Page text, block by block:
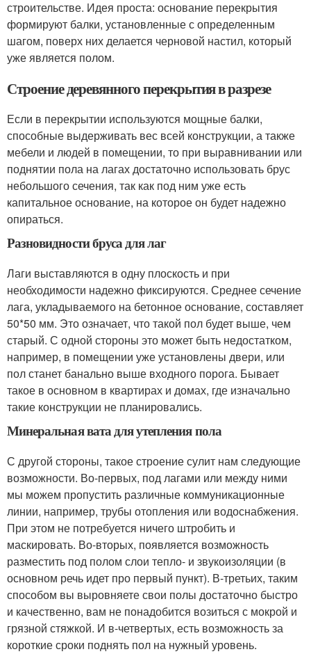
строительстве. Идея проста: основание перекрытия
формируют балки, установленные с определенным
шагом, поверх них делается черновой настил, который
уже является полом.
Строение деревянного перекрытия в разрезе
Если в перекрытии используются мощные балки,
способные выдерживать вес всей конструкции, а также
мебели и людей в помещении, то при выравнивании или
поднятии пола на лагах достаточно использовать брус
небольшого сечения, так как под ним уже есть
капитальное основание, на которое он будет надежно
опираться.
Разновидности бруса для лаг
Лаги выставляются в одну плоскость и при
необходимости надежно фиксируются. Среднее сечение
лага, укладываемого на бетонное основание, составляет
50*50 мм. Это означает, что такой пол будет выше, чем
старый. С одной стороны это может быть недостатком,
например, в помещении уже установлены двери, или
пол станет банально выше входного порога. Бывает
такое в основном в квартирах и домах, где изначально
такие конструкции не планировались.
Минеральная вата для утепления пола
С другой стороны, такое строение сулит нам следующие
возможности. Во-первых, под лагами или между ними
мы можем пропустить различные коммуникационные
линии, например, трубы отопления или водоснабжения.
При этом не потребуется ничего штробить и
маскировать. Во-вторых, появляется возможность
разместить под полом слои тепло- и звукоизоляции (в
основном речь идет про первый пункт). В-третьих, таким
способом вы выровняете свои полы достаточно быстро
и качественно, вам не понадобится возиться с мокрой и
грязной стяжкой. И в-четвертых, есть возможность за
короткие сроки поднять пол на нужный уровень.